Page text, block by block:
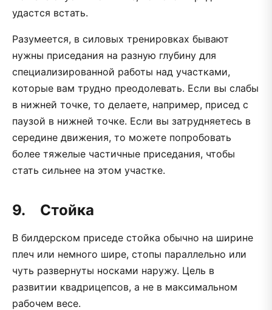
удастся встать.
Разумеется, в силовых тренировках бывают
нужны приседания на разную глубину для
специализированной работы над участками,
которые вам трудно преодолевать. Если вы слабы
в нижней точке, то делаете, например, присед с
паузой в нижней точке. Если вы затрудняетесь в
середине движения, то можете попробовать
более тяжелые частичные приседания, чтобы
стать сильнее на этом участке.
9. Стойка
В билдерском приседе стойка обычно на ширине
плеч или немного шире, стопы параллельно или
чуть развернуты носками наружу. Цель в
развитии квадрицепсов, а не в максимальном
рабочем весе.